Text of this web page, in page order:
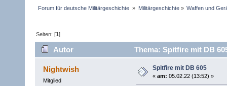
Forum für deutsche Militärgeschichte » Militärgeschichte» Waffen und
Seiten: [1]
Autor Thema: Spitfire mit DB
Nightwish
Mitglied
Spitfire mit DB 605
« am: 05.02.22 (13:52) »